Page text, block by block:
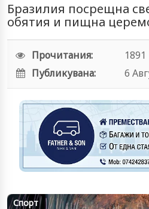
Бразилия посрещна
обятия и пищна
Прочитания:
1891
Публикувана:
6
Спорт